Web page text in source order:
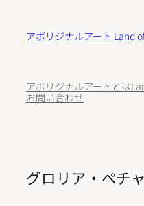
アボリジナルアート Land
アボリジナルアートとは
お問い合わせ
グロリア・ペチ